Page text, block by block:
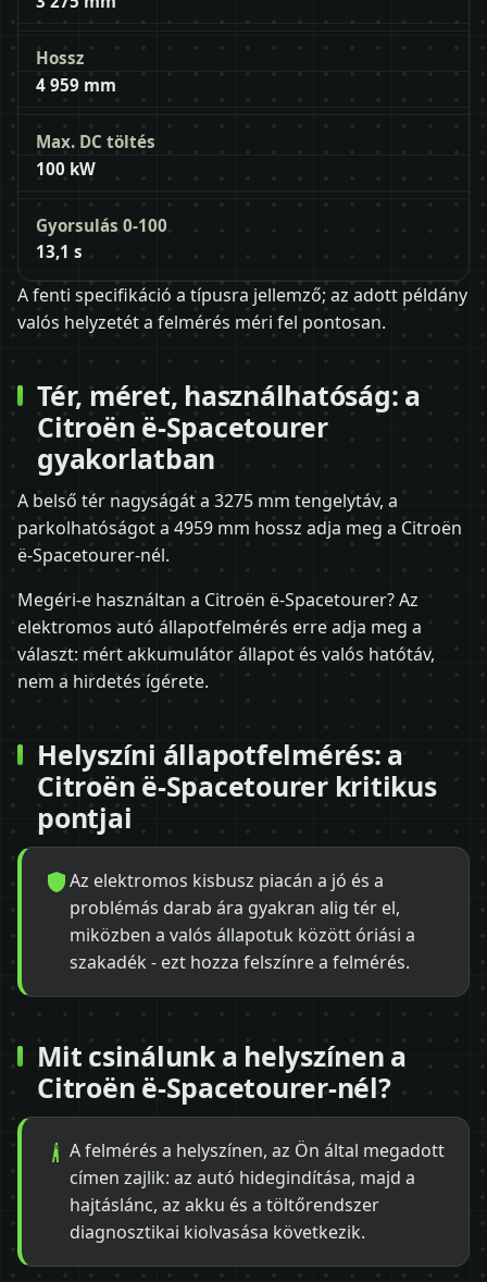
Hossz
4 959 mm
Max. DC töltés
100 kW
Gyorsulás 0-100
13,1 s
A fenti specifikáció a típusra jellemző; az adott példány
valós helyzetét a felmérés méri fel pontosan.
Tér, méret, használhatóság: a
Citroën ë-Spacetourer
gyakorlatban
A belső tér nagyságát a 3275 mm tengelytáv, a
parkolhatóságot a 4959 mm hossz adja meg a Citroën
ë-Spacetourer-nél.
Megéri-e használtan a Citroën ë-Spacetourer? Az
elektromos autó állapotfelmérés erre adja meg a
választ: mért akkumulátor állapot és valós hatótáv,
nem a hirdetés ígérete.
Helyszíni állapotfelmérés: a
Citroën ë-Spacetourer kritikus
pontjai
Az elektromos kisbusz piacán a jó és a
problémás darab ára gyakran alig tér el,
miközben a valós állapotuk között óriási a
szakadék - ezt hozza felszínre a felmérés.
Mit csinálunk a helyszínen a
Citroën ë-Spacetourer-nél?
A felmérés a helyszínen, az Ön által megadott
címen zajlik: az autó hidegindítása, majd a
hajtáslánc, az akku és a töltőrendszer
diagnosztikai kiolvasása következik.